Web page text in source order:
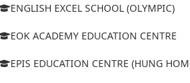
ENGLISH EXCEL SCHOOL (OLYMPIC)
EOK ACADEMY EDUCATION CENTRE
EPIS EDUCATION CENTRE (HUNG